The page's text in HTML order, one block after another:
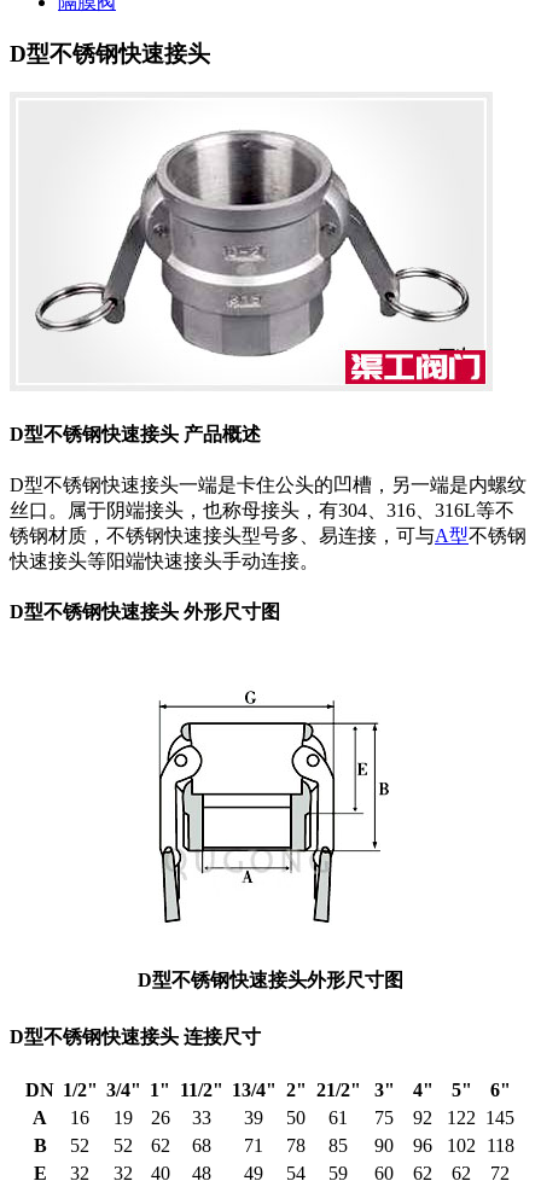
D型不锈钢快速接头
D型不锈钢快速接头 产品概述
D型不锈钢快速接头一端是卡住公头的凹槽，另一端是内螺纹
丝口。属于阴端接头，也称母接头，有304、316、316L等不
锈钢材质，不锈钢快速接头型号多、易连接，可与A型不锈钢
快速接头等阳端快速接头手动连接。
D型不锈钢快速接头 外形尺寸图
D型不锈钢快速接头外形尺寸图
D型不锈钢快速接头 连接尺寸
DN 1/2" 3/4" 1" 11/2" 13/4" 2" 21/2" 3" 4" 5"
6"
A
16 19 26 33 39 50 61 75 92 122 145
B
52 52 62 68 71 78 85 90 96 102
118
E
32 32 40 48 49 54 59 60 62 62 72